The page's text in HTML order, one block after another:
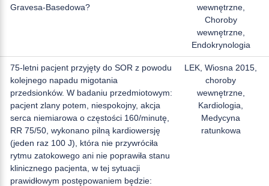
Gravesa-Basedowa?
wewnętrzne,
Choroby
wewnętrzne,
Endokrynologia
75-letni pacjent przyjęty do SOR z powodu
kolejnego napadu migotania
przedsionków. W badaniu przedmiotowym:
pacjent zlany potem, niespokojny, akcja
serca niemiarowa o częstości 160/minutę,
RR 75/50, wykonano pilną kardiowersję
(jeden raz 100 J), która nie przywróciła
rytmu zatokowego ani nie poprawiła stanu
klinicznego pacjenta, w tej sytuacji
prawidłowym postępowaniem będzie:
LEK, Wiosna 2015,
choroby
wewnętrzne,
Kardiologia,
Medycyna
ratunkowa